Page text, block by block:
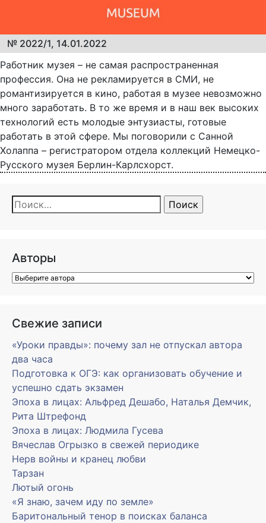
№ 2022/1, 14.01.2022
Работник музея – не самая распространенная
профессия. Она не рекламируется в СМИ, не
романтизируется в кино, работая в музее невозможно
много заработать. В то же время и в наш век высоких
технологий есть молодые энтузиасты, готовые
работать в этой сфере. Мы поговорили с Санной
Холаппа – регистратором отдела коллекций Немецко-
Русского музея Берлин-Карлсхорст.
Найти:
Авторы
Свежие записи
«Уроки правды»: почему зал не отпускал автора
два часа
Подготовка к ОГЭ: как организовать обучение и
успешно сдать экзамен
Эпоха в лицах: Альфред Дешабо, Наталья Демчик,
Рита Штрефонд
Эпоха в лицах: Людмила Гусева
Вячеслав Огрызко в свежей периодике
Нерв войны и кранец любви
Тарзан
Лютый огонь
«Я знаю, зачем иду по земле»
Баритональный тенор в поисках баланса